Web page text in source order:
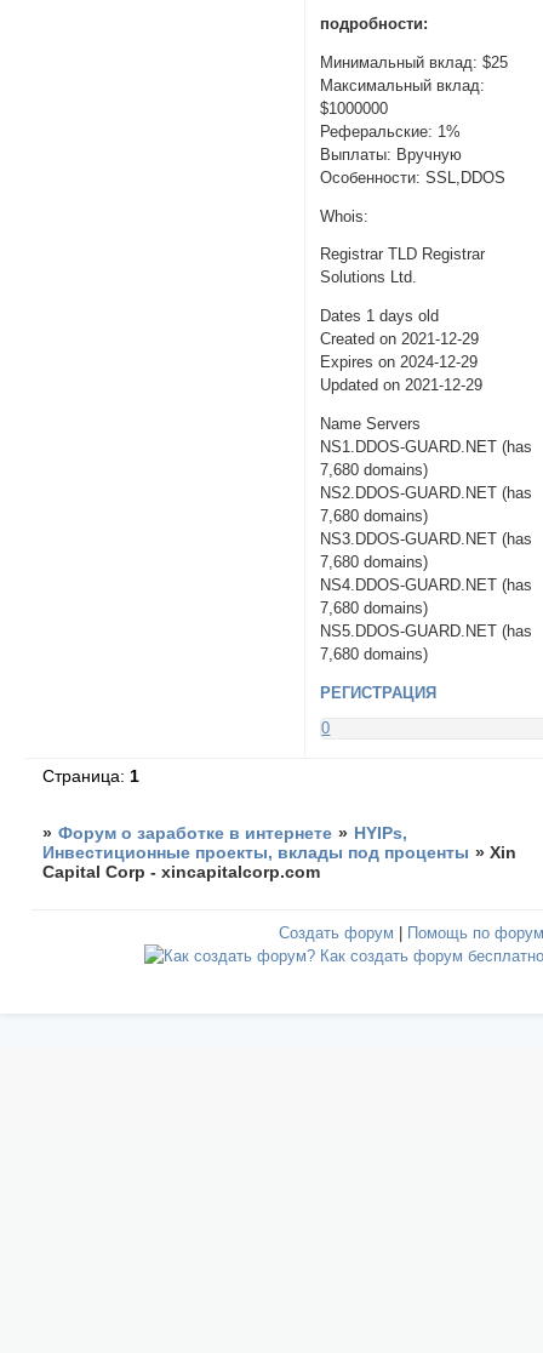
подробности:
Минимальный вклад: $25
Максимальный вклад:
$1000000
Реферальские: 1%
Выплаты: Вручную
Особенности: SSL,DDOS
Whois:
Registrar TLD Registrar
Solutions Ltd.
Dates 1 days old
Created on 2021-12-29
Expires on 2024-12-29
Updated on 2021-12-29
Name Servers
NS1.DDOS-GUARD.NET (has
7,680 domains)
NS2.DDOS-GUARD.NET (has
7,680 domains)
NS3.DDOS-GUARD.NET (has
7,680 domains)
NS4.DDOS-GUARD.NET (has
7,680 domains)
NS5.DDOS-GUARD.NET (has
7,680 domains)
РЕГИСТРАЦИЯ
0
Страница: 1
» Форум о заработке в интернете » HYIPs,
Инвестиционные проекты, вклады под проценты »Xin
Capital Corp - xincapitalcorp.com
Создать форум Помощь по